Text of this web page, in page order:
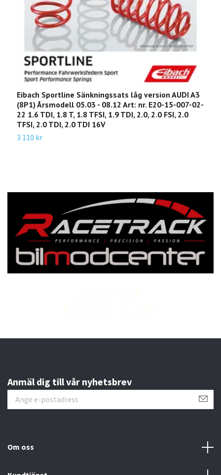
Eibach Sportline Sänkningssats låg version AUDI A3
(8P1) Årsmodell 05.03 - 08.12 Art: nr. E20-15-007-02-
22 1.6 TDI, 1.8 T, 1.8 TFSI, 1.9 TDI, 2.0, 2.0 FSI, 2.0
TFSI, 2.0 TDI, 2.0 TDI 16V
3 110 kr
Anmäl dig till vår nyhetsbrev
Om oss